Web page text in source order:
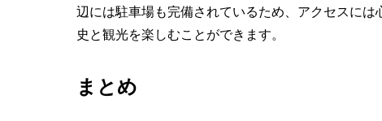
辺には駐車場も完備されているため、アクセスに
史と観光を楽しむことができます。
まとめ